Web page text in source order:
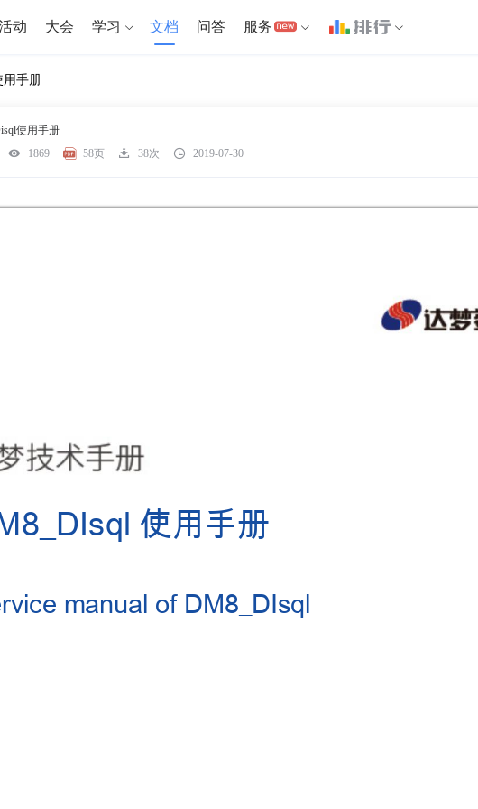
动 大会 学习 文档 问答 服务
用手册
使用手册
1869 58页 38次 2019-07-30
sql 使用手册
vice manual of DM8_ DIsql